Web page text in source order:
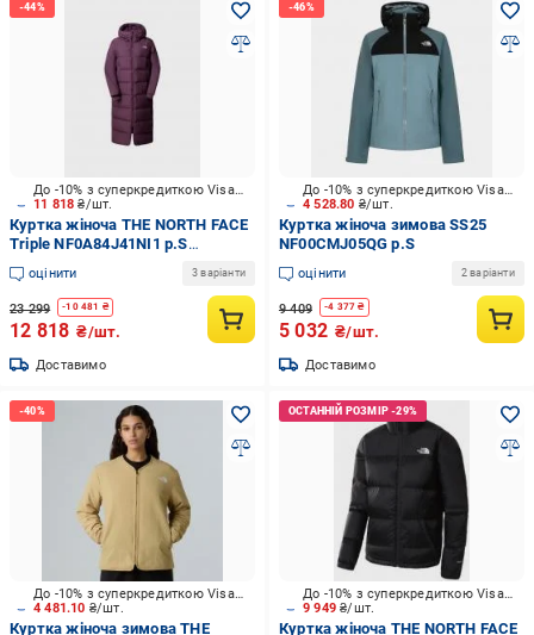
11 818₴/шт.
До -10% з суперкредиткою Visa Вигода
Куртка жіноча THE NORTH FACE
Triple NF0A84J41NI1 р.S
фіолетова
оцінити 3 варіанти
23 299 -10 481 ₴
12 818 ₴/шт.
Доставимо
4 528.80 ₴/шт.
До -10% з суперкредиткою Visa Вигода
Куртка жіноча зимова SS25
NF00CMJ05QG р.S
оцінити 2 варіанти
9 409 -4 377 ₴
5 032 ₴/шт.
Доставимо
4 481.10 ₴/шт.
До -10% з суперкредиткою Visa Вигода
Куртка жіноча зимова THE
9 949₴/шт.
До -10% з суперкредиткою Visa Вигода
Куртка жіноча THE NORTH FACE